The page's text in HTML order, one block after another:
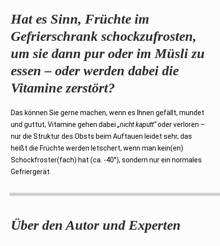
Hat es Sinn, Früchte im
Gefrierschrank schockzufrosten,
um sie dann pur oder im Müsli zu
essen – oder werden dabei die
Vitamine zerstört?
Das können Sie gerne machen, wenn es Ihnen gefällt, mundet
und guttut, Vitamine gehen dabei„nicht kaputt“oder verloren –
nur die Struktur des Obsts beim Auftauen leidet sehr, das
heißt die Früchte werden letschert, wenn man kein(en)
Schockfroster(fach) hat (ca. -40°), sondern nur ein normales
Gefriergerät.
Über den Autor und Experten